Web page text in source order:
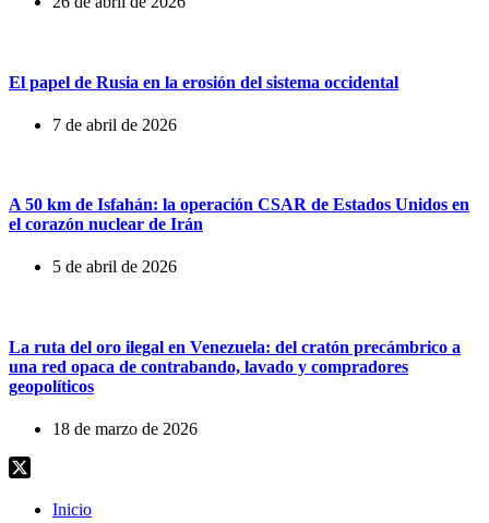
El papel de Rusia en la erosión del sistema occidental
7 de abril de 2026
A 50 km de Isfahán: la operación CSAR de Estados Unidos en
el corazón nuclear de Irán
5 de abril de 2026
La ruta del oro ilegal en Venezuela: del cratón precámbrico a
una red opaca de contrabando, lavado y compradores
geopolíticos
18 de marzo de 2026
Inicio